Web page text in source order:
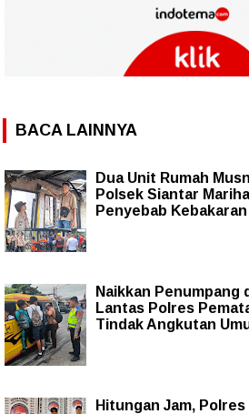
BACA LAINNYA
Dua Unit Rumah
Polsek Siantar
Penyebab Kebakaran
Naikkan Penumpang
Lantas Polres
Tindak Angkutan
Hitungan Jam,